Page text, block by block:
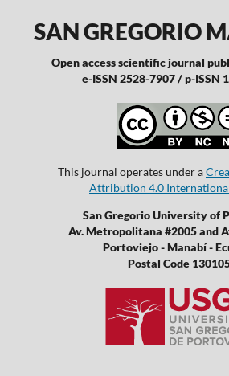
SAN GREGORIO
Open access scientific journal
e-ISSN 2528-7907 / p-ISSN
This journal operates under a
Attribution 4.0
San Gregorio University of
Av. Metropolitana #2005 and
Portoviejo - Manabí -
Postal Code